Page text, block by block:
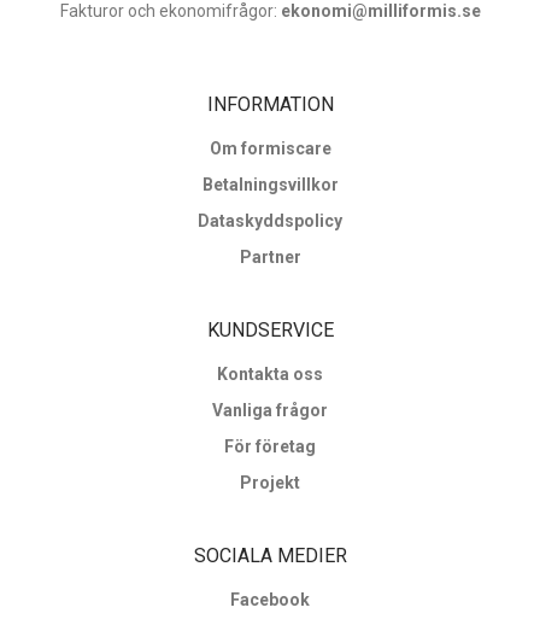
Fakturor och ekonomifrågor: ekonomi@milliformis.se
INFORMATION
Om formiscare
Betalningsvillkor
Dataskyddspolicy
Partner
KUNDSERVICE
Kontakta oss
Vanliga frågor
För företag
Projekt
SOCIALA MEDIER
Facebook